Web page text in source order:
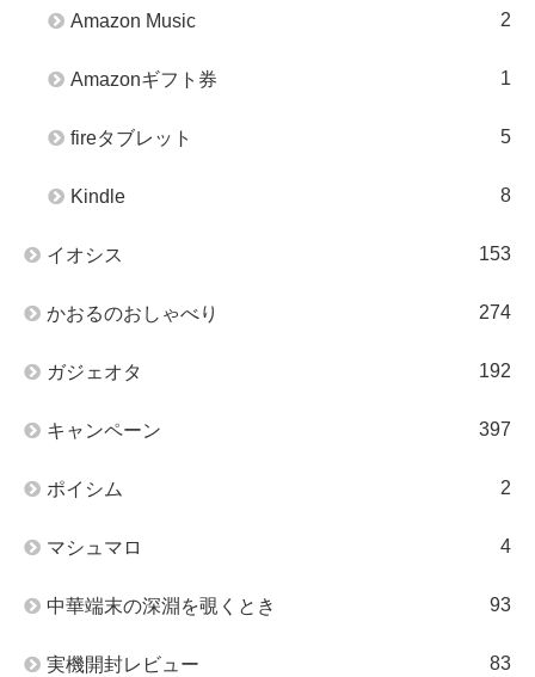
Amazon Music 2
Amazonギフト券 1
fireタブレット 5
Kindle 8
イオシス 153
かおるのおしゃべり 274
ガジェオタ 192
キャンペーン 397
ポイシム 2
マシュマロ 4
中華端末の深淵を覗くとき 93
実機開封レビュー 83